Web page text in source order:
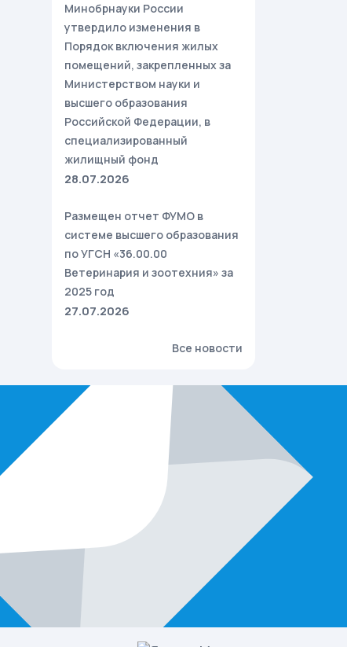
Минобрнауки России
утвердило изменения в
Порядок включения жилых
помещений, закрепленных за
Министерством науки и
высшего образования
Российской Федерации, в
специализированный
жилищный фонд
28.07.2026
Размещен отчет ФУМО в
системе высшего образования
по УГСН «36.00.00
Ветеринария и зоотехния» за
2025 год
27.07.2026
Все новости